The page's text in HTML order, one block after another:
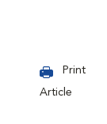
Print
Article